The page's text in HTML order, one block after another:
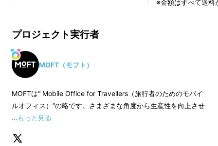
長年iPadを愛用しているメンバーのアイディア
から生まれた
は、iPadユーザーにとって欠かせない、
しくなるケーススタンドである事間違いありま
せん！
※金額はすべて送料
プロジェクト実行者
MOFT（モフト）
MOFTは“ Mobile Office for Travellers（旅行者のためのモバイ
ルオフィス）”の略です。さまざまな角度から生産性を向上させ
…もっと見る